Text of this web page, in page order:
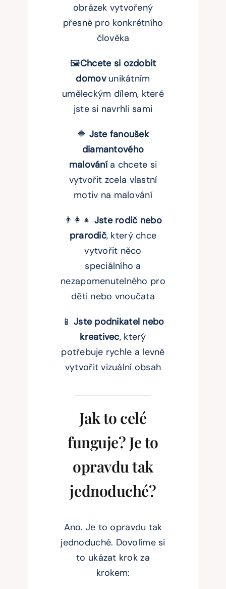
obrázek vytvořený
přesně pro konkrétního
člověka
🖼️Chcete si ozdobit
domovunikátním
uměleckým dílem, které
jste si navrhli sami
🔷 Jste fanoušek
diamantového
malovánía chcete si
vytvořit zcela vlastní
motiv na malování
👨‍👩‍👧 Jste rodič nebo
prarodič, který chce
vytvořit něco
speciálního a
nezapomenutelného pro
děti nebo vnoučata
📱Jste podnikatel nebo
kreativec, který
potřebuje rychle a levně
vytvořit vizuální obsah
Jak to celé
funguje? Je to
opravdu tak
jednoduché?
Ano. Je to opravdu tak
jednoduché. Dovolíme si
to ukázat krok za
krokem: